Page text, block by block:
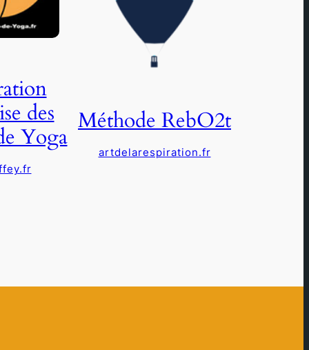
des
Yoga
Méthode RebO2t
artdelarespiration.fr